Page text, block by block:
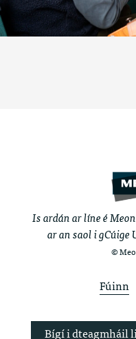
Is ardán ar líne é
ar an saol i gCúige
©
Fúinn
Bígí i dteagmháil